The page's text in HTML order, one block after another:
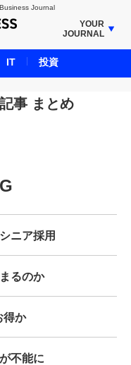
Journal
YOUR
JOURNAL
JOURNAL
事 まとめ
ニア採用
るのか
得か
不能に
IT 投資